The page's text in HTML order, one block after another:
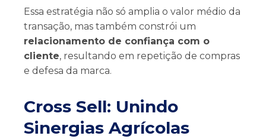
Essa estratégia não só amplia o valor médio da
transação, mas também constrói um
relacionamento de confiança com o
cliente, resultando em repetição de compras
e defesa da marca.
Cross Sell: Unindo
Sinergias Agrícolas